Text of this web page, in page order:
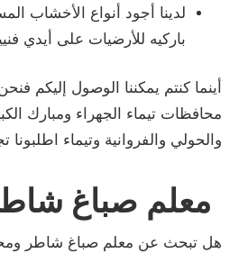
المستوردة لتركيب
فنيين و خبراء أجانب
فنحن متواجدون في كافة
الكبير والأحمدي
تجدونا
ومحترف في أعمال